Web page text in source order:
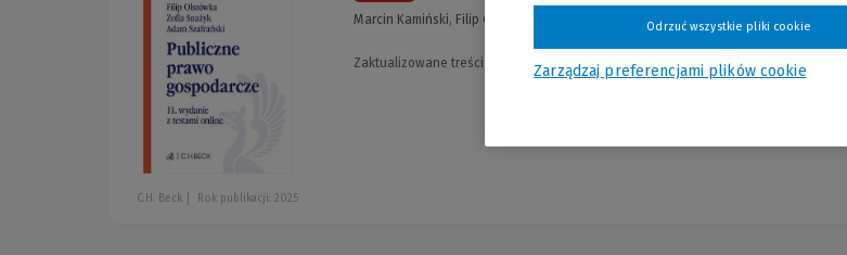
Marcin Kamiński, Filip Olszówka, Zofia Snażyk, Adam Szafrański
Zaktualizowane treści, ciekawe kazusy i odniesienia do najnowszego
C.H. Beck Rok publikacji: 2025
Zarządzaj preferencjami plików cookie
Odrzuć wszystkie pliki cookie